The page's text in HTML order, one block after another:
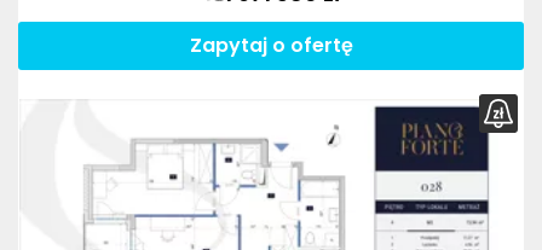
Zapytaj o ofertę